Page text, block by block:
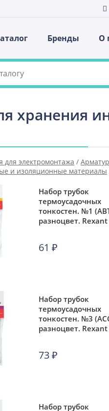
Бренды О
хранения
для электромонтажа /
и изоляционные материалы
Набор трубок
термоусадочных
тонкостен. №1
разноцвет. Rexant
61₽
Набор трубок
термоусадочных
тонкостен. №3
разноцвет.
73₽
Набор трубок